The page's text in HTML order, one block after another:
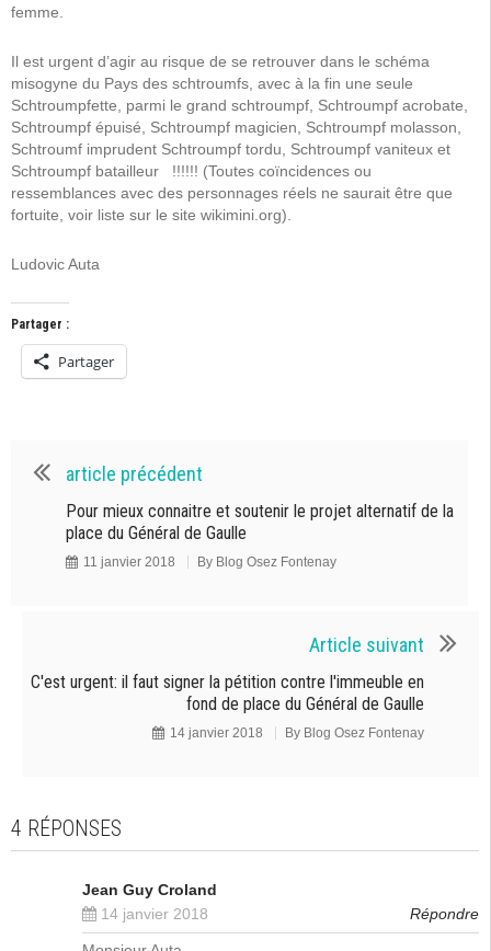
femme.
Il est urgent d’agir au risque de se retrouver dans le schéma
misogyne du Pays des schtroumfs, avec à la fin une seule
Schtroumpfette, parmi le grand schtroumpf, Schtroumpf acrobate,
Schtroumpf épuisé, Schtroumpf magicien, Schtroumpf molasson,
Schtroumf imprudent Schtroumpf tordu, Schtroumpf vaniteux et
Schtroumpf batailleur !!!!!! (Toutes coïncidences ou
ressemblances avec des personnages réels ne saurait être que
fortuite, voir liste sur le site wikimini.org).
Ludovic Auta
Partager :
Partager
article précédent
Pour mieux connaitre et soutenir le projet alternatif de la
place du Général de Gaulle
11 janvier 2018 By Blog Osez Fontenay
Article suivant
C'est urgent: il faut signer la pétition contre l'immeuble en
fond de place du Général de Gaulle
14 janvier 2018 By Blog Osez Fontenay
4 RÉPONSES
Jean Guy Croland
14 janvier 2018
Répondre